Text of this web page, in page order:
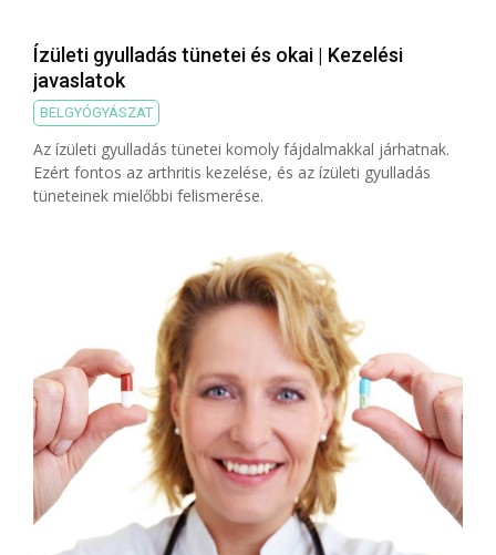
Ízületi gyulladás tünetei és okai | Kezelési
javaslatok
BELGYÓGYÁSZAT
Az ízületi gyulladás tünetei komoly fájdalmakkal járhatnak.
Ezért fontos az arthritis kezelése, és az ízületi gyulladás
tüneteinek mielőbbi felismerése.